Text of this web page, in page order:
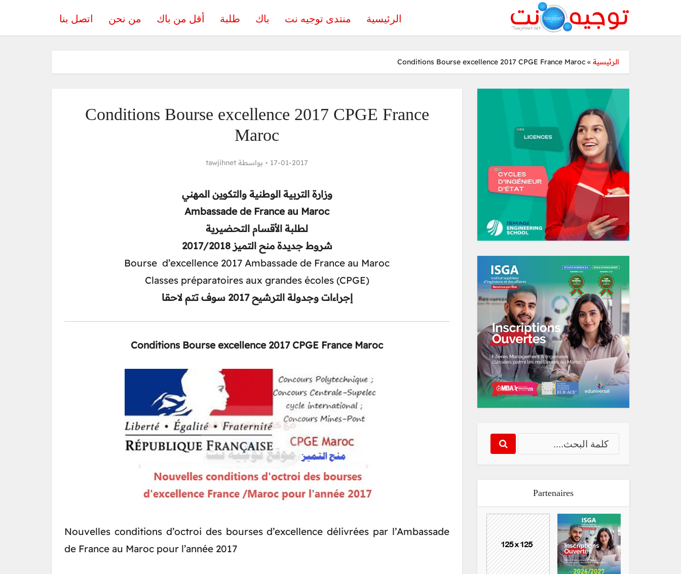
الرئيسية منتدى توجيه نت باك طلبة أقل من باك من نحن اتصل بنا
الرئيسية »
Conditions Bourse excellence 2017 CPGE France Maroc
Conditions Bourse excellence 2017 CPGE France
Maroc
17-01-2017 بواسطة tawjihnet
وزارة التربية الوطنية والتكوين المهني
Ambassade de France au Maroc
لطلبة الأقسام التحضيرية
شروط جديدة منح التميز 2017/2018
Bourse d’excellence 2017 Ambassade de France au Maroc
Classes préparatoires aux grandes écoles (CPGE)
إجراءات وجدولة الترشيح 2017 سوف تتم لاحقا
Conditions Bourse excellence 2017 CPGE France Maroc
Nouvelles conditions d’octroi des bourses d’excellence délivrées par l’Ambassade
de France au Maroc pour l’année 2017
Partenaires